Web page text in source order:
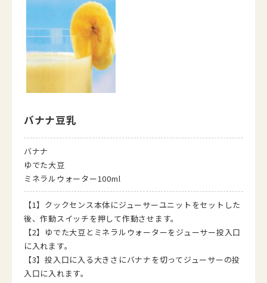
バナナ豆乳
バナナ
ゆでた大豆
ミネラルウォーター100ml
【1】クックセンス本体にジューサーユニットをセットした
後、作動スイッチを押して作動させます。
【2】ゆでた大豆とミネラルウォーターをジューサー投入口
に入れます。
【3】投入口に入る大きさにバナナを切ってジューサーの投
入口に入れます。